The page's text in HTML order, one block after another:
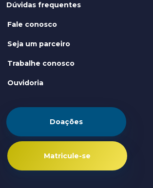
Dúvidas frequentes
Fale conosco
Seja um parceiro
Trabalhe conosco
Ouvidoria
Doações
Matricule-se